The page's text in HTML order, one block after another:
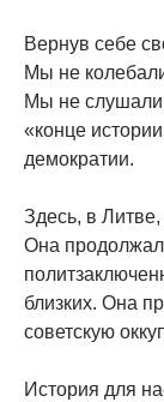
Вернув себе
Мы не
Мы не слушали
«конце
демократии.
Здесь, в Литве,
Она
близких. Она
советскую
История для